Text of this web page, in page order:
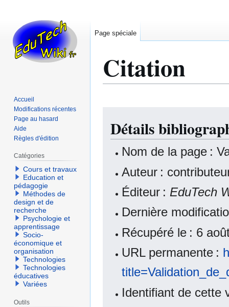
Citation
navigation
recherche
Détails
Nom de la page :
Auteur :
Éditeur : EduTech
Dernière
Récupéré le : 6
URL permanente :
Identifiant de cette
Page spéciale
Accueil
Modifications récentes
Page au hasard
Aide
Règles d'édition
Catégories
Cours et travaux
Education et
pédagogie
Méthodes de
design et de
recherche
Psychologie et
apprentissage
Socio-
économique et
organisation
Technologies
Technologies
éducatives
Variées
Outils